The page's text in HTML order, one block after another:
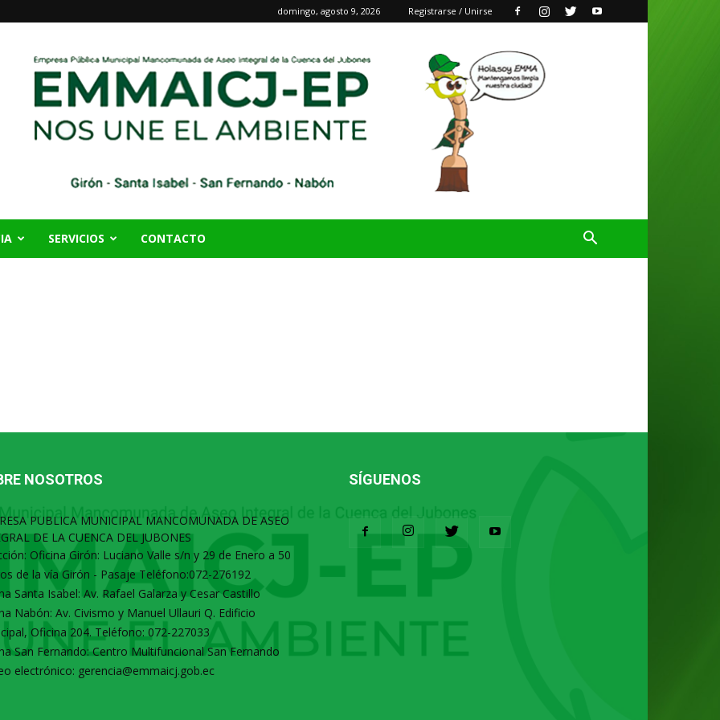
domingo, agosto 9, 2026 Registrarse / Unirse
SERVICIOS CONTACTO
NOSOTROS
PUBLICA MUNICIPAL MANCOMUNADA DE ASEO
DE LA CUENCA DEL JUBONES
Oficina Girón: Luciano Valle s/n y 29 de Enero a 50
de la vía Girón - Pasaje Teléfono:072-276192
Santa Isabel: Av. Rafael Galarza y Cesar Castillo
Nabón: Av. Civismo y Manuel Ullauri Q. Edificio
Oficina 204. Teléfono: 072-227033
San Fernando: Centro Multifuncional San Fernando
electrónico: gerencia@emmaicj.gob.ec
SÍGUENOS